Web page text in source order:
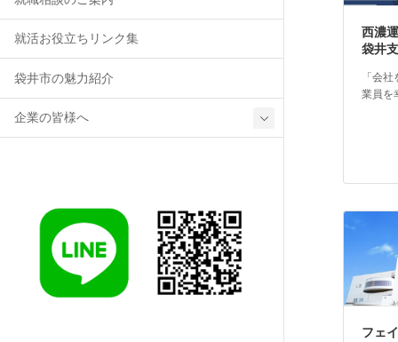
就活お役立ちリンク集
袋井市の魅力紹介
企業の皆様へ
西濃
袋井
「会
業員を
フェ